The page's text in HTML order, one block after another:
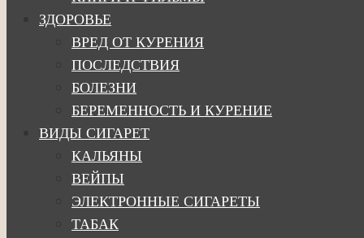
ЗДОРОВЬЕ
ВРЕД ОТ КУРЕНИЯ
ПОСЛЕДСТВИЯ
БОЛЕЗНИ
БЕРЕМЕННОСТЬ И КУРЕНИЕ
ВИДЫ СИГАРЕТ
КАЛЬЯНЫ
ВЕЙПЫ
ЭЛЕКТРОННЫЕ СИГАРЕТЫ
ТАБАК